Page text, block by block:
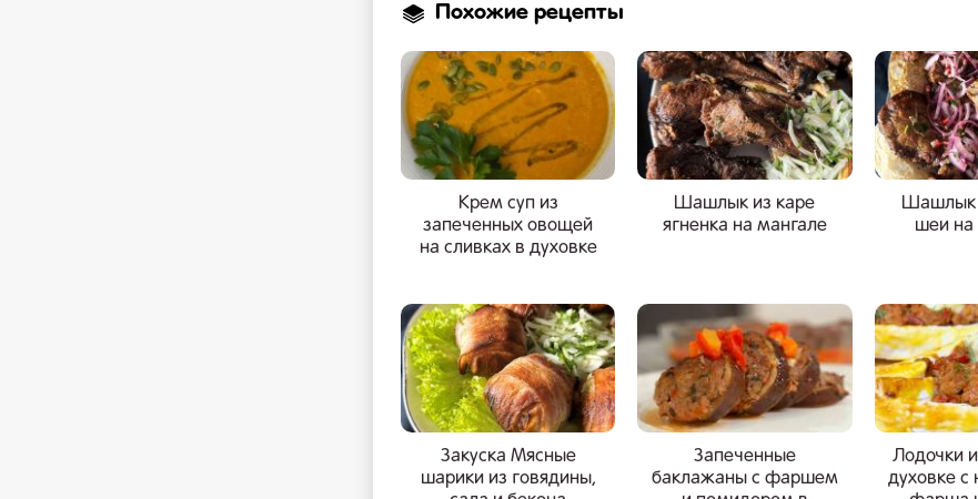
Похожие рецепты
Крем суп из
запеченных овощей
на сливках в духовке
Шашлык из каре
ягненка на мангале
Шашлык
шеи на
Закуска Мясные
шарики из говядины,
Запеченные
баклажаны с фаршем
Лодочки
духовке с